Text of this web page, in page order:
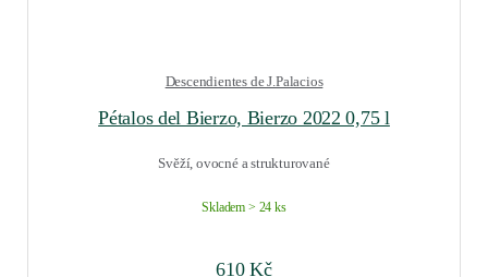
Descendientes de J.Palacios
Pétalos del Bierzo, Bierzo 2022 0,75 l
Svěží, ovocné a strukturované
Skladem > 24 ks
610Kč